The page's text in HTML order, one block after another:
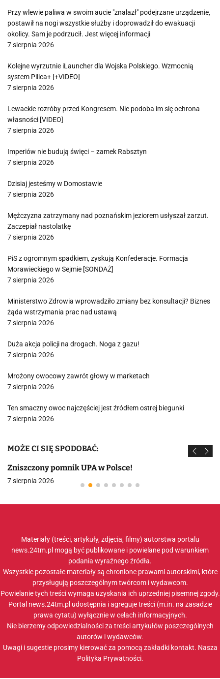
Przy wlewie paliwa w swoim aucie "znalazł" podejrzane urządzenie,
postawił na nogi wszystkie służby i doprowadził do ewakuacji
okolicy. Sam je podrzucił. Jest więcej informacji
7 sierpnia 2026
Kolejne wyrzutnie iLauncher dla Wojska Polskiego. Wzmocnią
system Pilica+ [+VIDEO]
7 sierpnia 2026
Lewackie rozróby przed Kongresem. Nie podoba im się ochrona
własności [VIDEO]
7 sierpnia 2026
Imperiów nie budują święci – zamek Rabsztyn
7 sierpnia 2026
Dzisiaj jesteśmy w Domostawie
7 sierpnia 2026
Mężczyzna zatrzymany nad poznańskim jeziorem usłyszał zarzut.
Zaczepiał nastolatkę
7 sierpnia 2026
PiS z ogromnym spadkiem, zyskują Konfederacje. Formacja
Morawieckiego w Sejmie [SONDAŻ]
7 sierpnia 2026
Ministerstwo Zdrowia wprowadziło zmiany bez konsultacji? Biznes
żąda wstrzymania prac nad ustawą
7 sierpnia 2026
Duża akcja policji na drogach. Noga z gazu!
7 sierpnia 2026
Mrożony owocowy zawrót głowy w marketach
7 sierpnia 2026
Ten smaczny owoc najczęściej jest źródłem ostrej biegunki
7 sierpnia 2026
MOŻE CI SIĘ SPODOBAĆ:
Zniszczony pomnik UPA w Polsce!
7 sierpnia 2026
Materiały (treści, artykuły, zdjęcia, filmy) autorstwa portalu
news.24tm.pl mogą być publikowane i powielane pod warunkiem
podania wyraźnego źródła.
Wszystkie pozostałe materiały są chronione prawami autorskimi, które
przysługują poszczególnym twórcom i wydawcom.
Powielanie tych treści wymaga uzyskania ich uprzedniej pisemnej zgody.
Portal news.24tm.pl udostępnia i agreguje treści (m.in. na zasadzie
prawa cytatu) wyłącznie w celach informacyjnych.
Nie bierzemy odpowiedzialności za treści artykułów poszczególnych
autorów i wydawców.
Uwagi i sugestie prosimy kierować za pomocą zakładki kontakt. Nasza
Polityka Prywatności.